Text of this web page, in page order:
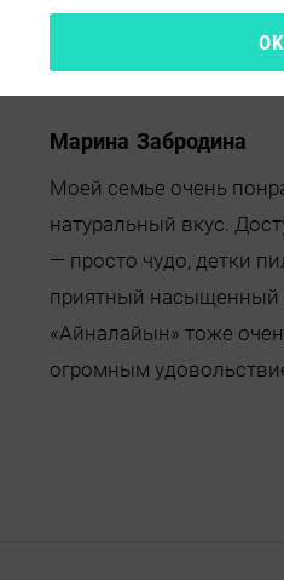
Марина Забродина
Моей семье очень
натуральный вкус.
— просто чудо, детки
приятный насыщенный
«Айналайын» тоже
огромным
OK